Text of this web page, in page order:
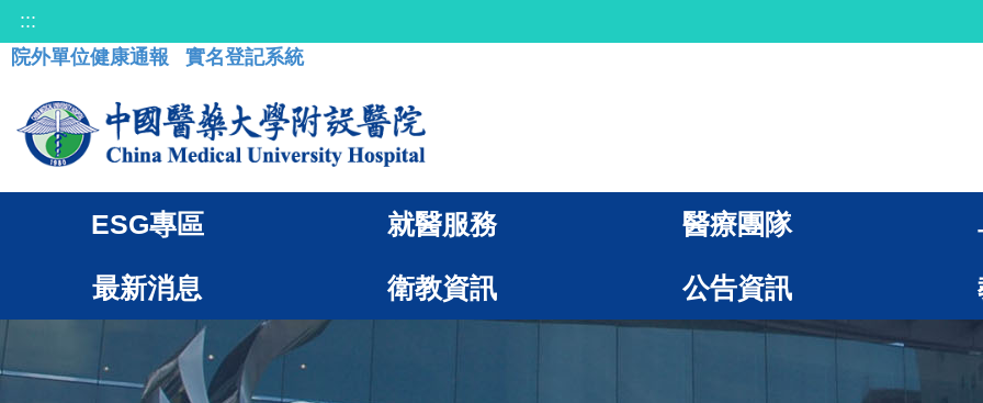
:::
院外單位健康通報
實名登記系統
ESG專區 就醫服務 醫療團隊
最新消息 衛教資訊 公告資訊